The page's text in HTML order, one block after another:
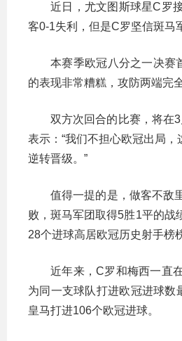
近日，尤文图斯球星C罗
客0-1失利，但是C罗坚信斑马
本赛季欧冠八分之一决赛
的表现非常糟糕，攻防两端完
双方次回合的比赛，将在
表示：“我们不担心欧冠出局
逆转晋级。”
值得一提的是，做客不敌
败，斑马军团取得5胜1平的战
28个进球高居欧冠历史射手榜
近年来，C罗和梅西一直
为同一支球队打进欧冠进球
皇马打进106个欧冠进球。